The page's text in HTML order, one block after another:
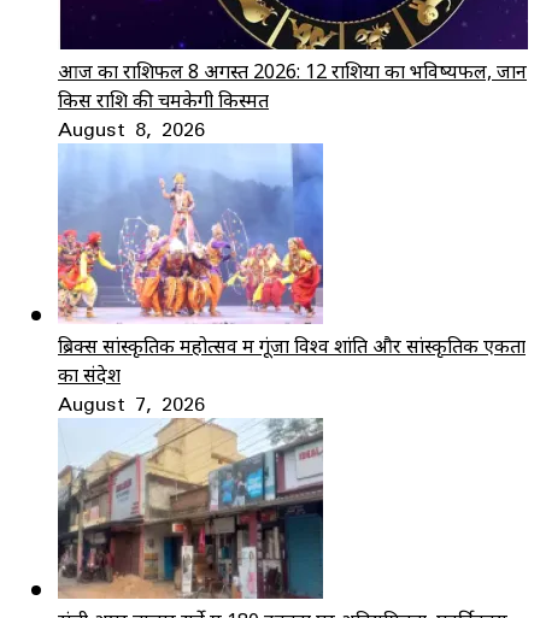
आज का राशिफल 8 अगस्त 2026: 12 राशियों का भविष्यफल, जानें
किस राशि की चमकेगी किस्मत
August 8, 2026
ब्रिक्स सांस्कृतिक महोत्सव में गूंजा विश्व शांति और सांस्कृतिक एकता
का संदेश
August 7, 2026